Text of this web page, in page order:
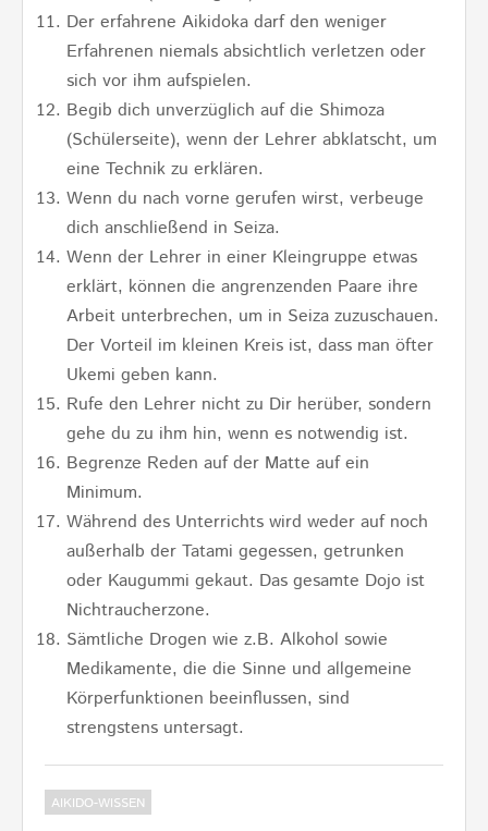
Der erfahrene Aikidoka darf den weniger
Erfahrenen niemals absichtlich verletzen oder
sich vor ihm aufspielen.
Begib dich unverzüglich auf die Shimoza
(Schülerseite), wenn der Lehrer abklatscht, um
eine Technik zu erklären.
Wenn du nach vorne gerufen wirst, verbeuge
dich anschließend in Seiza.
Wenn der Lehrer in einer Kleingruppe etwas
erklärt, können die angrenzenden Paare ihre
Arbeit unterbrechen, um in Seiza zuzuschauen.
Der Vorteil im kleinen Kreis ist, dass man öfter
Ukemi geben kann.
Rufe den Lehrer nicht zu Dir herüber, sondern
gehe du zu ihm hin, wenn es notwendig ist.
Begrenze Reden auf der Matte auf ein
Minimum.
Während des Unterrichts wird weder auf noch
außerhalb der Tatami gegessen, getrunken
oder Kaugummi gekaut. Das gesamte Dojo ist
Nichtraucherzone.
Sämtliche Drogen wie z.B. Alkohol sowie
Medikamente, die die Sinne und allgemeine
Körperfunktionen beeinflussen, sind
strengstens untersagt.
AIKIDO-WISSEN